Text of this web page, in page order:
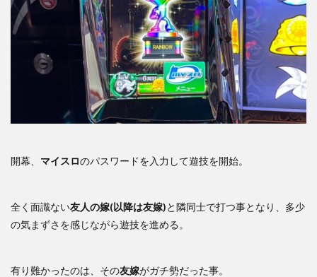
開幕、 マイスロのパスワードを入力して遊技を開始。
全く面識ない友人の嫁(以降は友嫁)と隣同士で打つ事となり、多少
の気まずさを感じながら遊技を進める。
有り難かったのは、その友嫁がガチ勢だった事。